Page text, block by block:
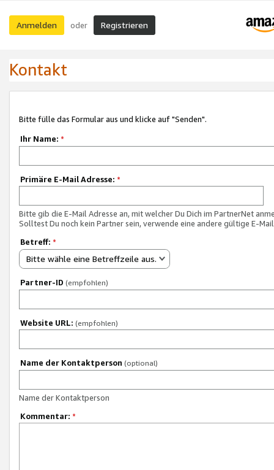
Anmelden oder Registrieren
Kontakt
Bitte fülle das Formular aus und klicke auf "Senden".
Ihr Name: *
Primäre E-Mail Adresse: *
Bitte gib die E-Mail Adresse an, mit welcher Du Dich im PartnerNet
Solltest Du noch kein Partner sein, verwende eine andere gültige E-
Betreff: *
Bitte wähle eine Betreffzeile aus.
Partner-ID (empfohlen)
Website URL: (empfohlen)
Name der Kontaktperson (optional)
Name der Kontaktperson
Kommentar: *